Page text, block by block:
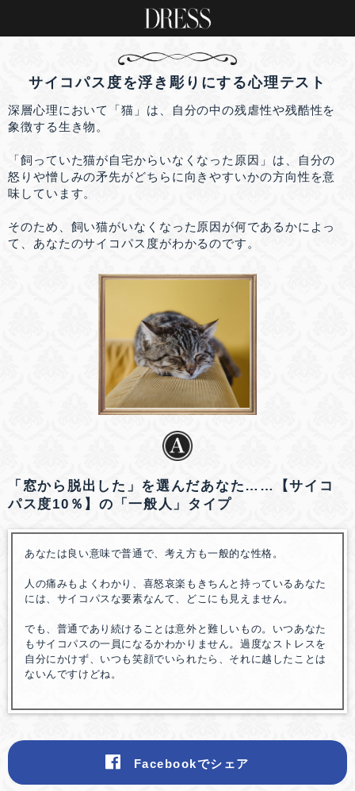
サイコパス度を浮き彫りにする心理テスト
深層心理において「猫」は、自分の中の残虐性や残酷性を
象徴する生き物。
「飼っていた猫が自宅からいなくなった原因」は、自分の
怒りや憎しみの矛先がどちらに向きやすいかの方向性を意
味しています。
そのため、飼い猫がいなくなった原因が何であるかによっ
て、あなたのサイコパス度がわかるのです。
「窓から脱出した」を選んだあなた……【サイコ
パス度10％】の「一般人」タイプ
あなたは良い意味で普通で、考え方も一般的な性格。
人の痛みもよくわかり、喜怒哀楽もきちんと持っているあなた
には、サイコパスな要素なんて、どこにも見えません。
でも、普通であり続けることは意外と難しいもの。いつあなた
もサイコパスの一員になるかわかりません。過度なストレスを
自分にかけず、いつも笑顔でいられたら、それに越したことは
ないんですけどね。
Facebookでシェア